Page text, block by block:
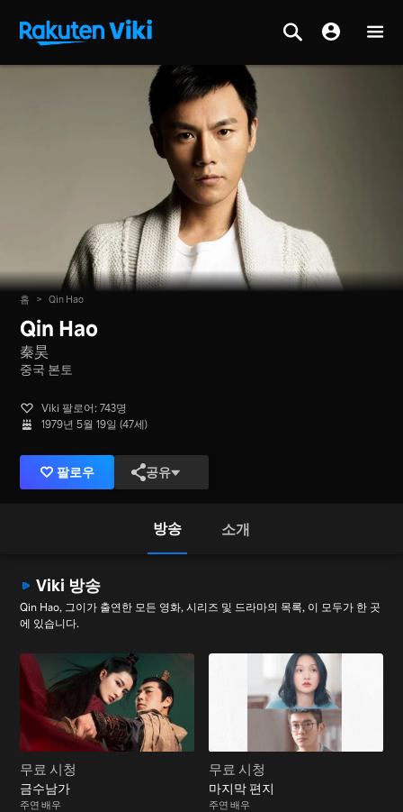
홈 > Qin Hao
Qin Hao
秦昊
중국 본토
Viki 팔로어: 743명
1979년 5월 19일 (47세)
팔로우 공유
방송 소개
Viki 방송
Qin Hao, 그이가 출연한 모든 영화, 시리즈 및 드라마의 목록, 이 모두가 한 곳
에 있습니다.
무료 시청
금수남가
주연 배우
무료 시청
마지막 편지
주연 배우